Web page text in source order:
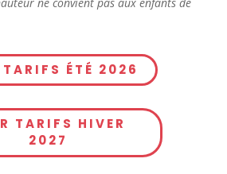
ÉTÉ 2026
TARIFS HIVER
2027